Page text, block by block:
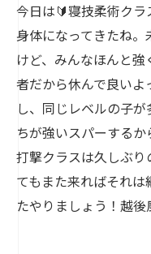
今日は🔰寝技柔術ク
身体になってきたね
けど、みんなほんと
者だから休んで良い
し、同じレベルの子
ちが強いスパーするか
打撃クラスは久しぶ
てもまた来ればそれ
たやりましょう！越